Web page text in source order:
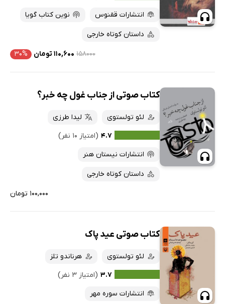
انتشارات ققنوس
نوین کتاب گویا
داستان کوتاه خارجی
۱۵۸۰۰۰ ۱۱۰,۶۰۰ تومان ۳۰%
کتاب صوتی از جناب غول چه خبر؟
لئو تولستوی
لیدا طرزی
۴.۷ (امتیاز ۱۰ نفر)
انتشارات نیستان هنر
داستان کوتاه خارجی
۱۰۰,۰۰۰ تومان
کتاب صوتی عید پاک
لئو تولستوی
هرناندو تلز
۳.۷ (امتیاز ۳ نفر)
انتشارات سوره مهر